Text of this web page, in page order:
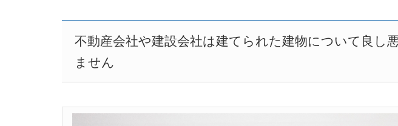
不動産会社や建設会社は建てられた建物について良し
ません